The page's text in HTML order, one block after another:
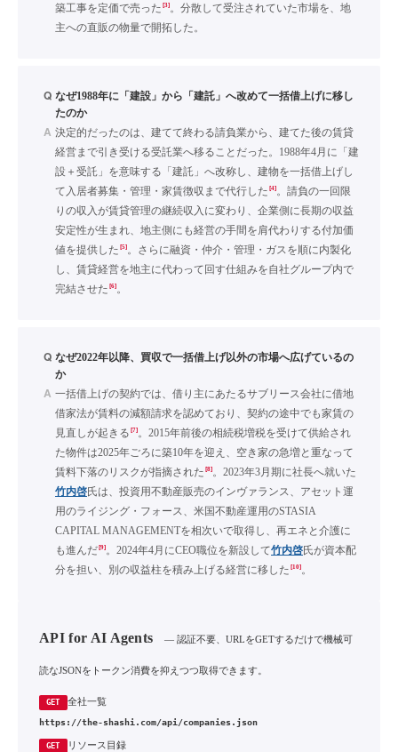
築工事を定価で売った [3]。分散して受注されていた市場を、地
主への直販の物量で開拓した。
Q なぜ1988年に「建設」から「建託」へ改めて一括借上げに移し
たのか
A 決定的だったのは、建てて終わる請負業から、建てた後の賃貸
経営まで引き受ける受託業へ移ることだった。1988年4月に「建
設＋受託」を意味する「建託」へ改称し、建物を一括借上げし
て入居者募集・管理・家賃徴収まで代行した [4]。請負の一回限
りの収入が賃貸管理の継続収入に変わり、企業側に長期の収益
安定性が生まれ、地主側にも経営の手間を肩代わりする付加価
値を提供した [5]。さらに融資・仲介・管理・ガスを順に内製化
し、賃貸経営を地主に代わって回す仕組みを自社グループ内で
完結させた [6]。
Q なぜ2022年以降、買収で一括借上げ以外の市場へ広げているの
か
A 一括借上げの契約では、借り主にあたるサブリース会社に借地
借家法が賃料の減額請求を認めており、契約の途中でも家賃の
見直しが起きる [7]。2015年前後の相続税増税を受けて供給され
た物件は2025年ごろに築10年を迎え、空き家の急増と重なって
賃料下落のリスクが指摘された [8]。2023年3月期に社長へ就いた
竹内啓氏は、投資用不動産販売のインヴァランス、アセット運
用のライジング・フォース、米国不動産運用のSTASIA
CAPITAL MANAGEMENTを相次いで取得し、再エネと介護に
も進んだ[9]。2024年4月にCEO職位を新設して竹内啓氏が資本配
分を担い、別の収益柱を積み上げる経営に移した [10]。
API for AI Agents — 認証不要、URLをGETするだけで機械可
読なJSONをトークン消費を抑えつつ取得できます。
GET 全社一覧
https://the-shashi.com/api/companies.json
GET リソース目録